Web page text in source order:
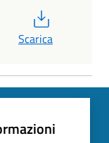
Scarica